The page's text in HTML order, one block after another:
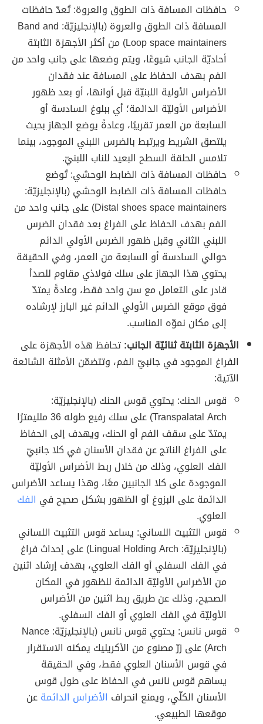
حافظات المسافة ذات الطوق والعروة: تُعدّ حافظات
المسافة ذات الطوق والعروة (بالإنجليزيّة: Band and
Loop space maintainers) من أكثر الأجهزة الثابتة
أحاديّة الجانب شيوعًا، ويتم وضعها على جانب واحد من
الفم بهدف الحفاظ على المسافة عند فقدان
الأضراس الأولية اللبنيّة قبل أوانها، أو بعد ظهور
الأضراس الأوليّة الدائمة؛ أي ببلوغ السادسة أو
السابعة من العمر تقريبًا، وعادةً يوضع الجهاز بحيث
يلتصق الشريط ويرتبط بالضرس اللبني الموجود، بينما
تلامس الحلقة السطح البعيد للناب اللبنيّ.
حافظات المسافة ذات الضابط الوحشي: تُوضع
حافظات المسافة ذات الضابط الوحشي (بالإنجليزيّة:
Distal shoes space maintainers) على جانب واحد من
الفم بهدف الحفاظ على الفراغ بعد فقدان الضرس
اللبني الثاني وقبل ظهور الضرس الأولي الدائم
حوالي السادسة أو السابعة من العمر، وفي الحقيقة
يحتوي هذا الجهاز على سلك فولاذي مقاوم للصدأ
قادر على التعامل مع سن واحد فقط، وعادةً يمتدّ
فوق موقع الضرس الأولي الدائم غير البارز لإرشاده
إلى مكان نموّه المناسب.
الأجهزة الثابتة ثنائيّة الجانب:تحافظ هذه الأجهزة على
الفراغ الموجود في جانبيّ الفم، وتتضمّن الأمثلة الشائعة
الآتية:
قوس الحنك: يحتوي قوس الحنك (بالإنجليزيّة:
Transpalatal Arch) على سلك رفيع طوله 36 ملليمترًا
يمتدّ على سقف الفم أو الحنك، ويهدف إلى الحفاظ
على الفراغ الناتج عن فقدان الأسنان في كلا جانبيّ
الفك العلوي، وذلك من خلال ربط الأضراس الأوليّة
الموجودة على كلا الجانبين معًا، وهذا يساعد الأضراس
الدائمة على البزوغ أو الظهور بشكل صحيح في الفك
العلوي.
قوس التثبيت اللساني: يساعد قوس التثبيت اللساني
(بالإنجليزيّة: Lingual Holding Arch) على إحداث فراغ
في الفك السفلي أو الفك العلوي، بهدف إرشاد اثنين
من الأضراس الأوليّة الدائمة للظهور في المكان
الصحيح، وذلك عن طريق ربط اثنين من الأضراس
الأوليّة في الفك العلوي أو الفك السفلي.
قوس نانس: يحتوي قوس نانس (بالإنجليزيّة: Nance
Arch) على زرّ مصنوع من الأكريليك يمكنه الاستقرار
في قوس الأسنان العلوي فقط، وفي الحقيقة
يساهم قوس نانس في الحفاظ على طول قوس
الأسنان الكلّي، ويمنع انحراف الأضراس الدائمةعن
موقعها الطبيعي.